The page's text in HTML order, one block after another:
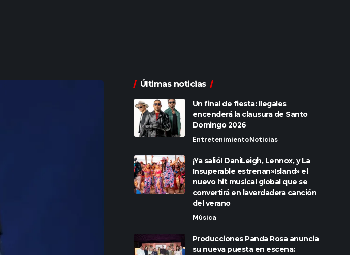
Últimas noticias
Un final de fiesta: Ilegales
encenderá la clausura de Santo
Domingo 2026
EntretenimientoNoticias
¡Ya salió! DaniLeigh, Lennox, y La
Insuperable estrenan»Island» el
nuevo hit musical global que se
convertirá en laverdadera canción
del verano
Música
Producciones Panda Rosa anuncia
su nueva puesta en escena: